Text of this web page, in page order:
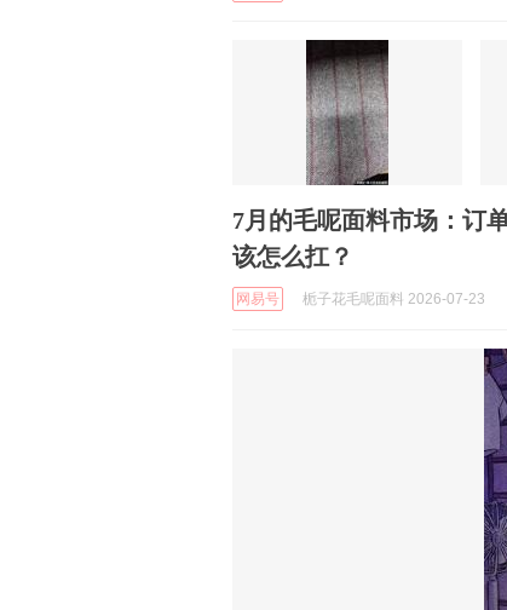
7月的毛呢面料市场：订
该怎么扛？
网易号 栀子花毛呢面料 2026-07-23